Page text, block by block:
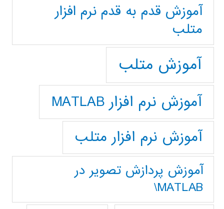
آموزش قدم به قدم نرم افزار
متلب
آموزش متلب
آموزش نرم افزار MATLAB
آموزش نرم افزار متلب
آموزش پردازش تصوير در
MATLAB\